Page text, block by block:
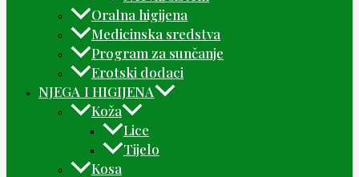
Oralna higijena
Medicinska sredstva
Program za sunčanje
Erotski dodaci
NJEGA I HIGIJENA
Koža
Lice
Tijelo
Kosa